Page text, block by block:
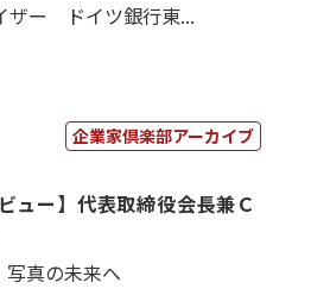
ザー ドイツ銀行東...
企業家倶楽部アーカイブ
ュー】代表取締役会長兼Ｃ
写真の未来へ